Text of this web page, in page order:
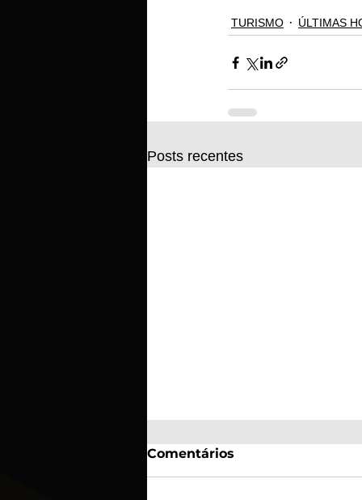
TURISMO ÚLTIMAS
Posts recentes
Comentários